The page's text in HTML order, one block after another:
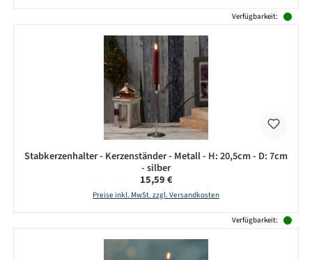
Verfügbarkeit:
Stabkerzenhalter - Kerzenständer - Metall - H: 20,5cm - D: 7cm
- silber
Regulärer Preis:
15,59 €
Preise inkl. MwSt. zzgl. Versandkosten
Verfügbarkeit: